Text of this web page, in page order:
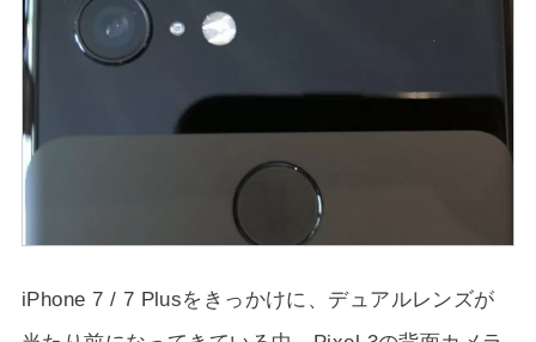
iPhone 7 / 7 Plusをきっかけに、デュアルレンズが